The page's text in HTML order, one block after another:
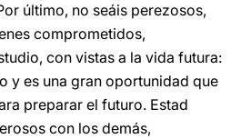
último, no seáis perezosos,
comprometidos,
con vistas a la vida futura:
y es una gran oportunidad que
preparar el futuro. Estad
con los demás,